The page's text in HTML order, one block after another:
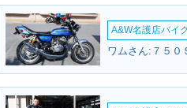
A&W名護店バイ
ワムさん:７５０